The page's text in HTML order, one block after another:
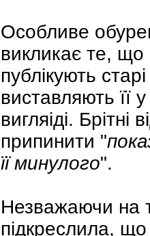
Особливе
викликає те, що
публікують
виставляють її
вигляіді. Брітні
припинити "
її минулого".
Незважаючи на
підкреслила,